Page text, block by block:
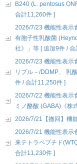
B240 (L. pentosus
合計11,260件 ]
2026/7/23 機能性表
有胞子性乳酸菌
社》」等 [ 追加9件 /
2026/7/23 機能性表示
リプル－/DDMP、 乳
件 / 合計11,250件 ]
2026/7/22 機能性表示
ミノ酪酸 (GABA)《株
2026/7/21【撤回】機
2026/7/21 機能性表
来テトラペプチド
合計11,230件 ]